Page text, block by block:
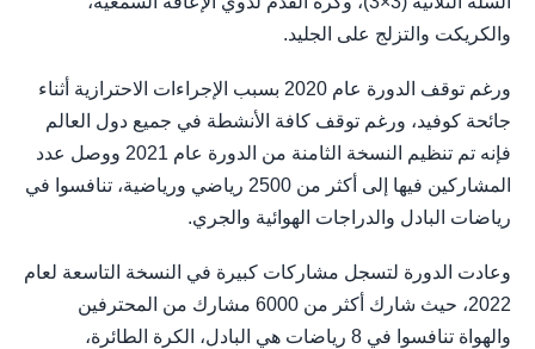
والكريكت والتزلج على الجليد.
ورغم توقف الدورة عام 2020 بسبب الإجراءات الاحترازية أثناء
جائحة كوفيد، ورغم توقف كافة الأنشطة في جميع دول العالم
فإنه تم تنظيم النسخة الثامنة من الدورة عام 2021 ووصل عدد
المشاركين فيها إلى أكثر من 2500 رياضي ورياضية، تنافسوا في
رياضات البادل والدراجات الهوائية والجري.
وعادت الدورة لتسجل مشاركات كبيرة في النسخة التاسعة لعام
2022، حيث شارك أكثر من 6000 مشارك من المحترفين
والهواة تنافسوا في 8 رياضات هي البادل، الكرة الطائرة،